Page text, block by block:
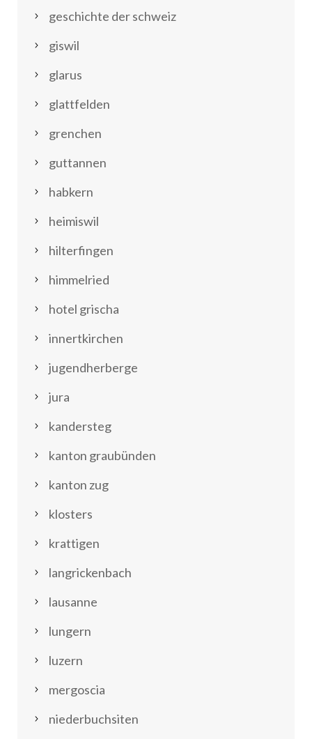
geschichte der schweiz
giswil
glarus
glattfelden
grenchen
guttannen
habkern
heimiswil
hilterfingen
himmelried
hotel grischa
innertkirchen
jugendherberge
jura
kandersteg
kanton graubünden
kanton zug
klosters
krattigen
langrickenbach
lausanne
lungern
luzern
mergoscia
niederbuchsiten